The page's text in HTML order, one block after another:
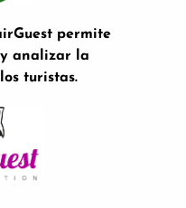
permite
analizar la
turistas.